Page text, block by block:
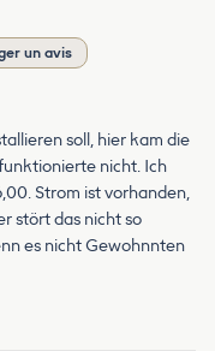
un avis
soll, hier kam die
nicht. Ich
Strom ist vorhanden,
stört das nicht so
es nicht Gewohnnten